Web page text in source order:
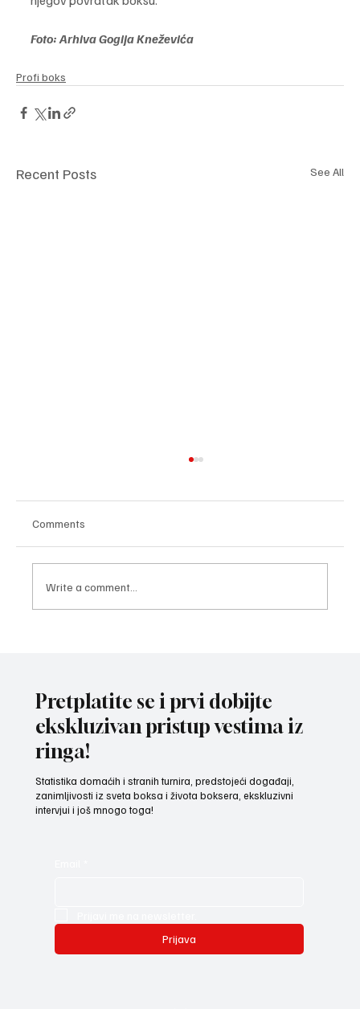
Foto: Arhiva Gogija Kneževića
Profi boks
Recent Posts See All
Comments
Write a comment...
Pretplatite se i prvi dobijte
ekskluzivan pristup vestima iz
ringa!
Statistika domaćih i stranih turnira, predstojeći događaji,
zanimljivosti iz sveta boksa i života boksera, ekskluzivni
intervjui i još mnogo toga!
Prijava